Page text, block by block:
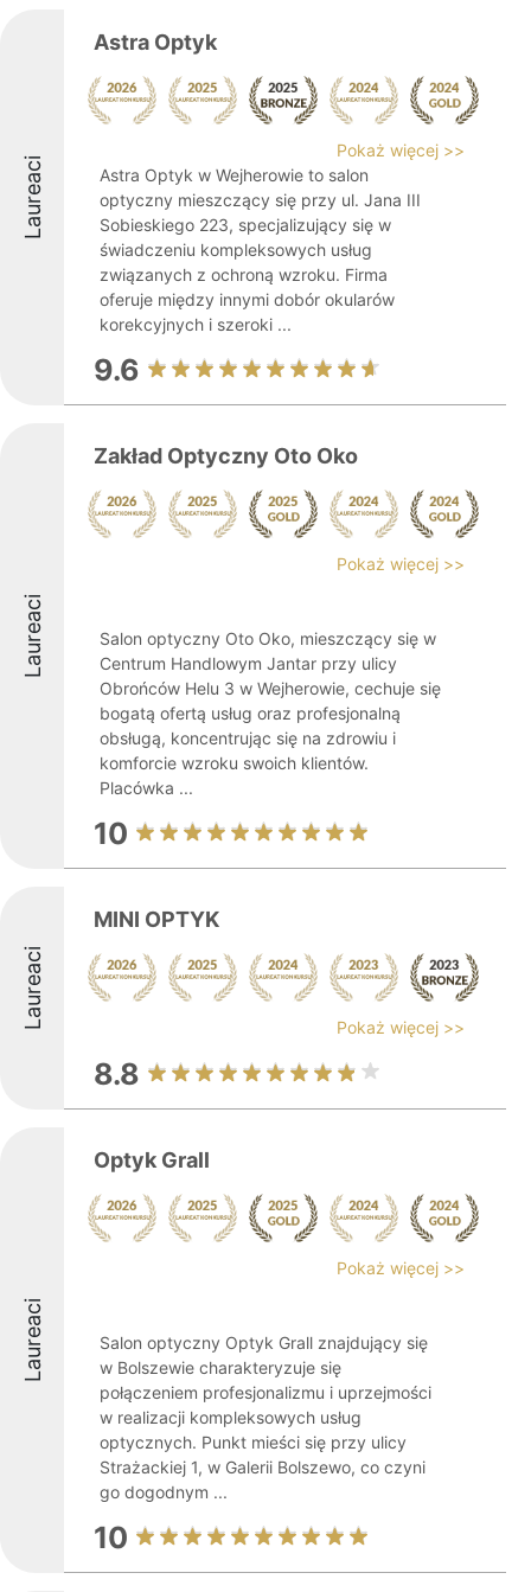
Laureaci
Astra Optyk
Pokaż więcej >>
Astra Optyk w Wejherowie to salon
optyczny mieszczący się przy ul. Jana III
Sobieskiego 223, specjalizujący się w
świadczeniu kompleksowych usług
związanych z ochroną wzroku. Firma
oferuje między innymi dobór okularów
korekcyjnych i szeroki ...
9.6
Laureaci
Zakład Optyczny Oto Oko
Pokaż więcej >>
Salon optyczny Oto Oko, mieszczący się w
Centrum Handlowym Jantar przy ulicy
Obrońców Helu 3 w Wejherowie, cechuje się
bogatą ofertą usług oraz profesjonalną
obsługą, koncentrując się na zdrowiu i
komforcie wzroku swoich klientów.
Placówka ...
10
Laureaci
MINI OPTYK
Pokaż więcej >>
8.8
Laureaci
Optyk Grall
Pokaż więcej >>
Salon optyczny Optyk Grall znajdujący się
w Bolszewie charakteryzuje się
połączeniem profesjonalizmu i uprzejmości
w realizacji kompleksowych usług
optycznych. Punkt mieści się przy ulicy
Strażackiej 1, w Galerii Bolszewo, co czyni
go dogodnym ...
10